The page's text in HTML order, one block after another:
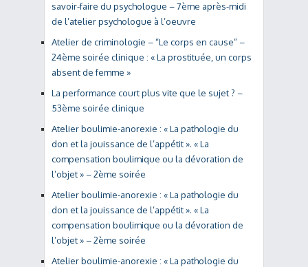
savoir-faire du psychologue – 7ème après-midi
de l’atelier psychologue à l’oeuvre
Atelier de criminologie – “Le corps en cause” –
24ème soirée clinique : « La prostituée, un corps
absent de femme »
La performance court plus vite que le sujet ? –
53ème soirée clinique
Atelier boulimie-anorexie : « La pathologie du
don et la jouissance de l’appétit ». « La
compensation boulimique ou la dévoration de
l’objet » – 2ème soirée
Atelier boulimie-anorexie : « La pathologie du
don et la jouissance de l’appétit ». « La
compensation boulimique ou la dévoration de
l’objet » – 2ème soirée
Atelier boulimie-anorexie : « La pathologie du